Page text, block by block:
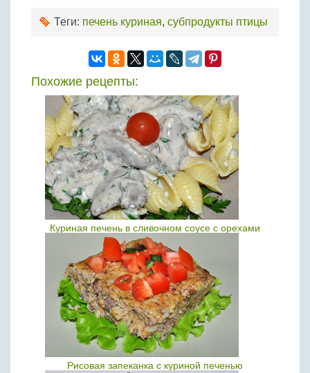
Теги: печень куриная, субпродукты птицы
Похожие рецепты:
Куриная печень в сливочном соусе с орехами
Рисовая запеканка с куриной печенью